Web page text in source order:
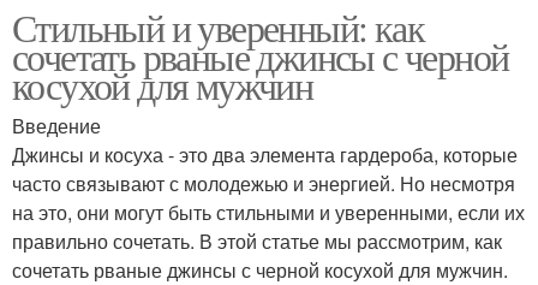
Косуха с аксессуарами Косуха с шарфом
Черная косуха
Стильный и уверенный: как
сочетать рваные джинсы с черной
косухой для мужчин
Введение
Джинсы и косуха - это два элемента гардероба, которые
часто связывают с молодежью и энергией. Но несмотря
на это, они могут быть стильными и уверенными, если их
правильно сочетать. В этой статье мы рассмотрим, как
сочетать рваные джинсы с черной косухой для мужчин.